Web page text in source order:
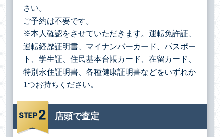
さい。
ご予約は不要です。
※本人確認をさせていただきます。運転免許証、
運転経歴証明書、マイナンバーカード、パスポー
ト、学生証、住民基本台帳カード、在留カード、
特別永住証明書、各種健康証明書などをいずれか
1つお持ちください。
店頭で査定